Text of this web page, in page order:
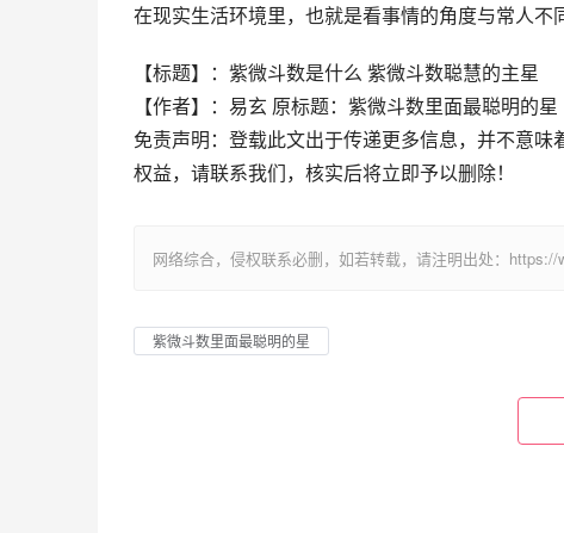
在现实生活环境里，也就是看事情的角度与常人不
【标题】：紫微斗数是什么 紫微斗数聪慧的主星
【作者】：易玄 原标题：紫微斗数里面最聪明的星
免责声明：登载此文出于传递更多信息，并不意
权益，请联系我们，核实后将立即予以删除！
网络综合，侵权联系必删，如若转载，请注明出处：
紫微斗数里面最聪明的星